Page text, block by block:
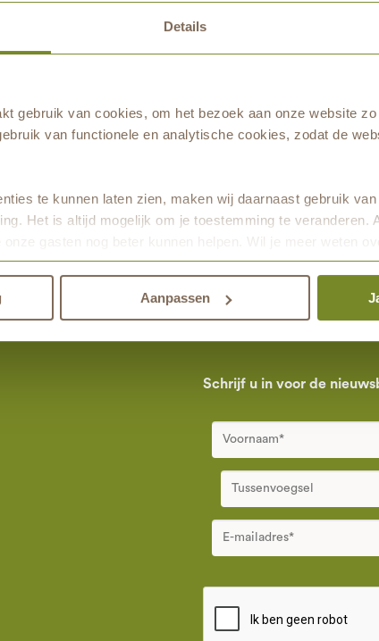
Details
gebruik van cookies, om het bezoek aan onze website
van functionele en analytische cookies, zodat de
te kunnen laten zien, maken wij daarnaast gebruik
Het is altijd mogelijk om je toestemming te veranderen.
onze gasten nog beter kunnen helpen. Wil je meer weten
Aanpassen
Schrijf u in voor de